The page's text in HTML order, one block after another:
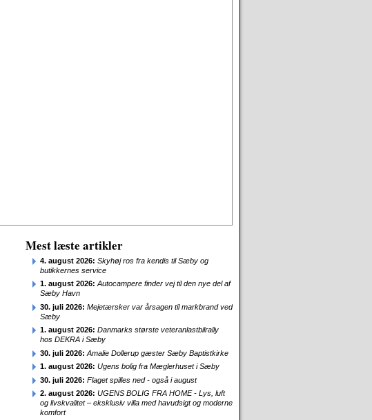
Mest læste artikler
4. august 2026: Skyhøj ros fra kendis til Sæby og
butikkernes service
1. august 2026: Autocampere finder vej til den nye del af
Sæby Havn
30. juli 2026: Mejetærsker var årsagen til markbrand ved
Sæby
1. august 2026: Danmarks største veteranlastbilrally
hos DEKRA i Sæby
30. juli 2026: Amalie Dollerup gæster Sæby Baptistkirke
1. august 2026: Ugens bolig fra Mæglerhuset i Sæby
30. juli 2026: Flaget spilles ned - også i august
2. august 2026: UGENS BOLIG FRA HOME - Lys, luft
og livskvalitet – eksklusiv villa med havudsigt og moderne
komfort